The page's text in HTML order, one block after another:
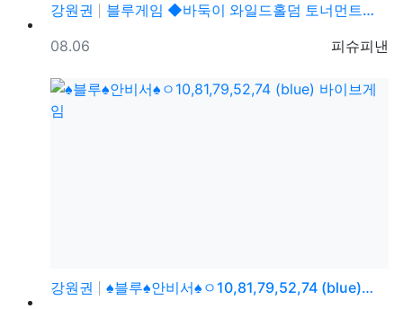
강원권
블루게임 ◆바둑이 와일드홀덤 토너먼트◆ pshotgam…
등록자
피슈피낸
등록일
08.06
강원권
♠블루♠안비서♠ㅇ10,81,79,52,74 (blue)…